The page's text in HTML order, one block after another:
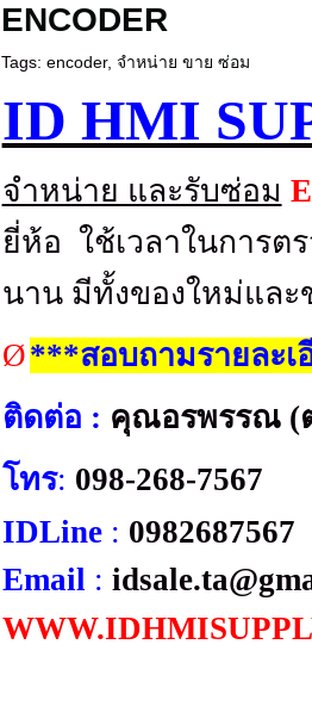
ENCODER
Tags:encoder,จำหน่าย ขาย ซ่อม
ID HMI
จำหน่าย และรับซ่อม
ยี่ห้อ ใช้เวลาในการต
นานมีทั้งของใหม่และ
Ø***สอบถามรายละ
ติดต่อ : คุณอรพรรณ (
โทร: 098-268-7567
IDLine : 0982687567
Email :